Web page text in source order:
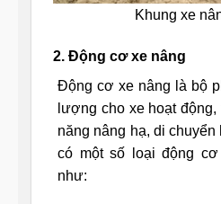
Khung xe
2. Động cơ xe nâng
Động cơ xe nâng là bộ
lượng cho xe hoạt
năng nâng hạ, di
có một số loại động
như: